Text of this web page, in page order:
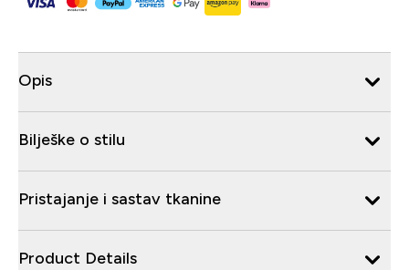
Opis
Bilješke o stilu
Pristajanje i sastav tkanine
Product Details